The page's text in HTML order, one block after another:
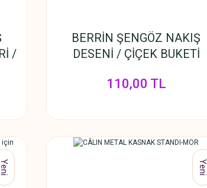
/
BERRİN ŞENGÖZ NAKIŞ
DESENİ / ÇİÇEK BUKETİ
110,00 TL
Yeni Yeni